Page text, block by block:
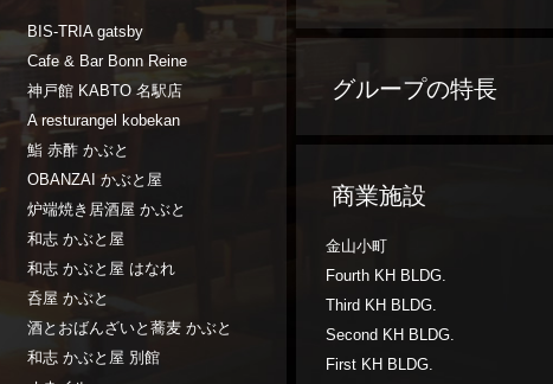
BIS-TRIA gatsby
Cafe & Bar Bonn Reine
神戸館 KABTO 名駅店
A resturangel kobekan
鮨 赤酢 かぶと
OBANZAI かぶと屋
炉端焼き居酒屋 かぶと
和志 かぶと屋
和志 かぶと屋 はなれ
呑屋 かぶと
酒とおばんざいと蕎麦 かぶと
和志 かぶと屋 別館
グループの特長
商業施設
金山小町
Fourth KH BLDG.
Third KH BLDG.
Second KH BLDG.
First KH BLDG.